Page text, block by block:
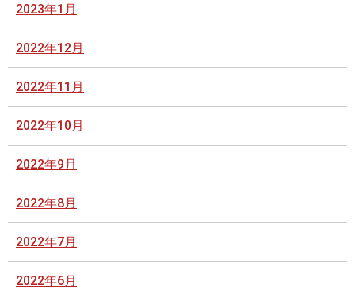
2023年1月
2022年12月
2022年11月
2022年10月
2022年9月
2022年8月
2022年7月
2022年6月